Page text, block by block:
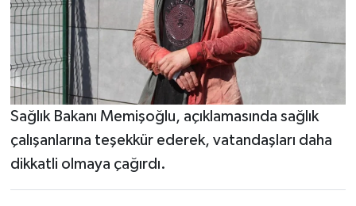
Sağlık Bakanı Memişoğlu, açıklamasında sağlık
çalışanlarına teşekkür ederek, vatandaşları daha
dikkatli olmaya çağırdı.